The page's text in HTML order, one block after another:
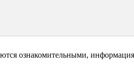
ознакомительными,